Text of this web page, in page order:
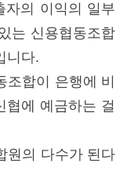
자의 이익의 일부
는 신용협동조합
니다.
합이 은행에 비
에 예금하는 걸
원의 다수가 된다